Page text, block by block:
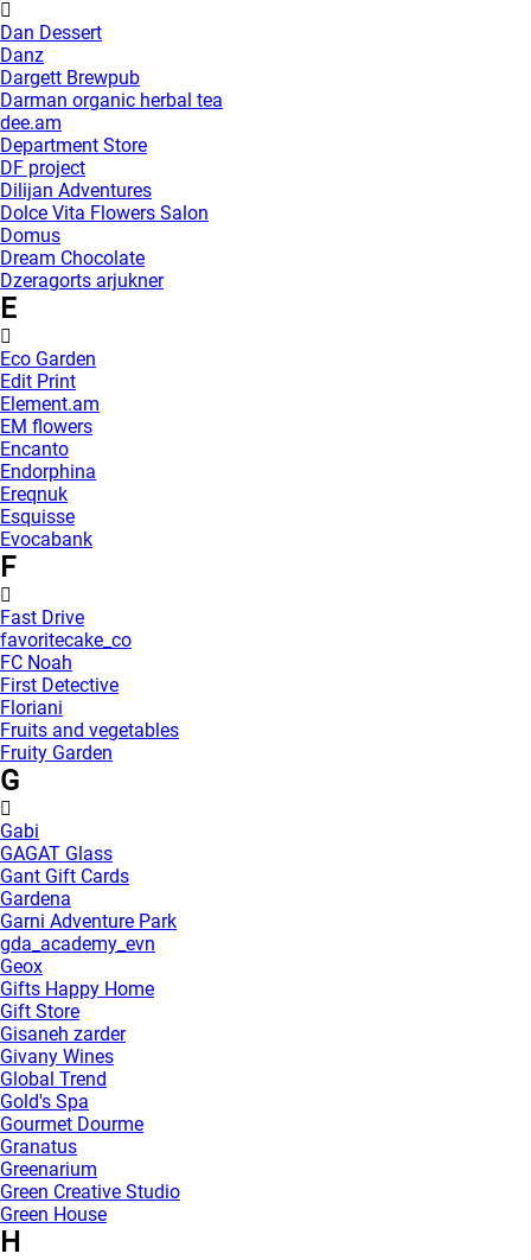
Dan Dessert
Danz
Dargett Brewpub
Darman organic herbal tea
dee.am
Department Store
DF project
Dilijan Adventures
Dolce Vita Flowers Salon
Domus
Dream Chocolate
Dzeragorts arjukner
E
Eco Garden
Edit Print
Element.am
EM flowers
Encanto
Endorphina
Ereqnuk
Esquisse
Evocabank
F
Fast Drive
favoritecake_co
FC Noah
First Detective
Floriani
Fruits and vegetables
Fruity Garden
G
Gabi
GAGAT Glass
Gant Gift Cards
Gardena
Garni Adventure Park
gda_academy_evn
Geox
Gifts Happy Home
Gift Store
Gisaneh zarder
Givany Wines
Global Trend
Gold's Spa
Gourmet Dourme
Granatus
Greenarium
Green Creative Studio
Green House
H